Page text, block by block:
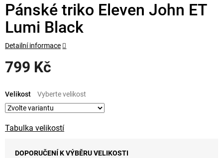
Pánské triko Eleven John ET
Lumi Black
799 Kč
cena:
Tabulka velikostí
DOPORUČENÍ K VÝBĚRU VELIKOSTI
Velikost
Detailní informace